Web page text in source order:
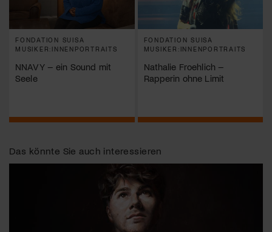
FONDATION SUISA
MUSIKER:INNENPORTRAITS
NNAVY – ein Sound mit
Seele
FONDATION SUISA
MUSIKER:INNENPORTRAITS
Nathalie Froehlich –
Rapperin ohne Limit
Das könnte Sie auch interessieren